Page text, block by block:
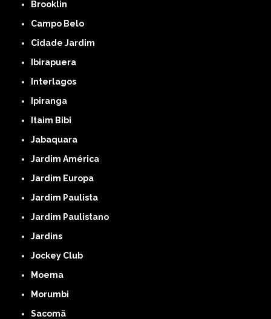
Brooklin
Campo Belo
Cidade Jardim
Ibirapuera
Interlagos
Ipiranga
Itaim Bibi
Jabaquara
Jardim América
Jardim Europa
Jardim Paulista
Jardim Paulistano
Jardins
Jockey Club
Moema
Morumbi
Sacomã